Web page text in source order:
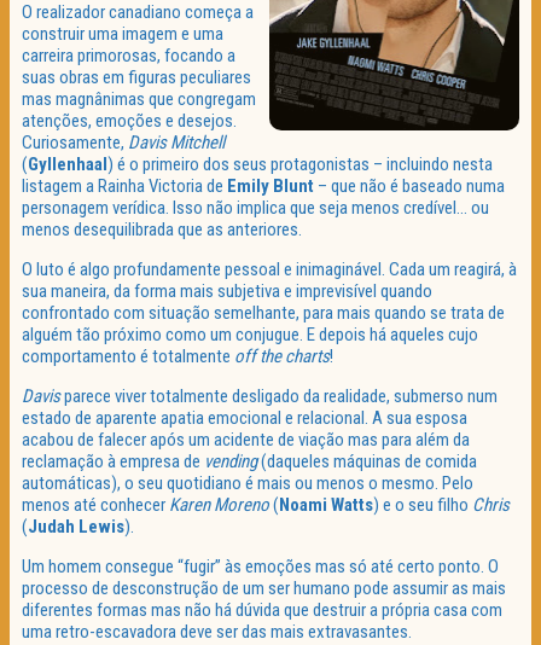
O realizador canadiano começa a
construir uma imagem e uma
carreira primorosas, focando a
suas obras em figuras peculiares
mas magnânimas que congregam
atenções, emoções e desejos.
Curiosamente, Davis Mitchell
(Gyllenhaal) é o primeiro dos seus protagonistas – incluindo nesta
listagem a Rainha Victoria de Emily Blunt – que não é baseado numa
personagem verídica. Isso não implica que seja menos credível… ou
menos desequilibrada que as anteriores.
O luto é algo profundamente pessoal e inimaginável. Cada um reagirá, à
sua maneira, da forma mais subjetiva e imprevisível quando
confrontado com situação semelhante, para mais quando se trata de
alguém tão próximo como um conjugue. E depois há aqueles cujo
comportamento é totalmente off the charts!
Davisparece viver totalmente desligado da realidade, submerso num
estado de aparente apatia emocional e relacional. A sua esposa
acabou de falecer após um acidente de viação mas para além da
reclamação à empresa de vending(daqueles máquinas de comida
automáticas), o seu quotidiano é mais ou menos o mesmo. Pelo
menos até conhecer Karen Moreno(Noami Watts) e o seu filho Chris
(Judah Lewis).
Um homem consegue “fugir” às emoções mas só até certo ponto. O
processo de desconstrução de um ser humano pode assumir as mais
diferentes formas mas não há dúvida que destruir a própria casa com
uma retro-escavadora deve ser das mais extravasantes.